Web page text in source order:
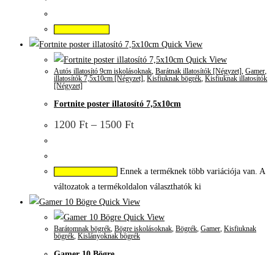
Quick View
Quick View
Autós illatosító 9cm iskolásoknak Barátnak illatosítók [Négyzet] Gamer
illatosítók 7,5x10cm [Négyzet] Kisfiuknak bögrék Kisfiuknak illatosítók
[Négyzet]
Fortnite poster illatosító 7,5x10cm
1200 Ft – 1500 Ft
Ennek a terméknek több variációja van. A
változatok a termékoldalon választhatók ki
Quick View
Quick View
Barátomnak bögrék, Bögre iskolásoknak, Bögrék, Gamer, Kisfiuknak
bögrék, Kislányoknak bögrék